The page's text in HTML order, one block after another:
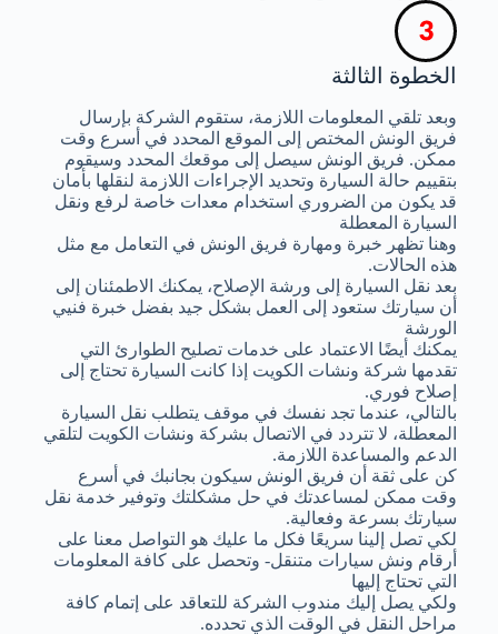
الخطوة الثالثة
وبعد تلقي المعلومات اللازمة، ستقوم الشركة بإرسال
فريق الونش المختص إلى الموقع المحدد في أسرع وقت
ممكن. فريق الونش سيصل إلى موقعك المحدد وسيقوم
بتقييم حالة السيارة وتحديد الإجراءات اللازمة لنقلها بأمان
قد يكون من الضروري استخدام معدات خاصة لرفع ونقل
السيارة المعطلة
وهنا تظهر خبرة ومهارة فريق الونش في التعامل مع مثل
هذه الحالات.
بعد نقل السيارة إلى ورشة الإصلاح، يمكنك الاطمئنان إلى
أن سيارتك ستعود إلى العمل بشكل جيد بفضل خبرة فنيي
الورشة
يمكنك أيضًا الاعتماد على خدمات تصليح الطوارئ التي
تقدمها شركة ونشات الكويت إذا كانت السيارة تحتاج إلى
إصلاح فوري.
بالتالي، عندما تجد نفسك في موقف يتطلب نقل السيارة
المعطلة، لا تتردد في الاتصال بشركة ونشات الكويت لتلقي
الدعم والمساعدة اللازمة.
كن على ثقة أن فريق الونش سيكون بجانبك في أسرع
وقت ممكن لمساعدتك في حل مشكلتك وتوفير خدمة نقل
سيارتك بسرعة وفعالية.
لكي تصل إلينا سريعًا فكل ما عليك هو التواصل معنا على
أرقام ونش سيارات متنقل- وتحصل على كافة المعلومات
التي تحتاج إليها
ولكي يصل إليك مندوب الشركة للتعاقد على إتمام كافة
مراحل النقل في الوقت الذي تحدده.